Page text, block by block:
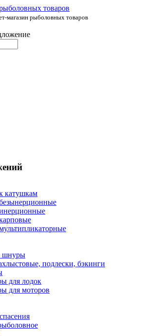
магазин рыболовных товаров
катушкам
шнуры
подлески, бэкинги
для лодок
для моторов